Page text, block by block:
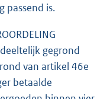
passend is.
gegrond
van artikel 46e
betaalde